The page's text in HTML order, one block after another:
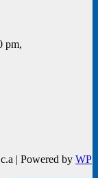
pm,
| Powered by WP